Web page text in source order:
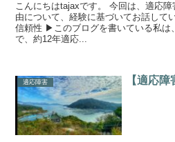
こんにちはtajaxです。 今回は、適応
由について、経験に基づいてお話して
信頼性 ▶︎このブログを書いている私は
で、約12年適応...
適応障害 【適応